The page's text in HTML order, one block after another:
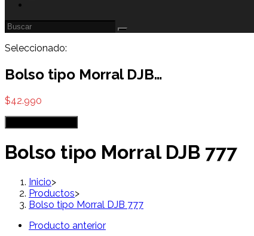
Seleccionado:
Bolso tipo Morral DJB…
$42.990
Bolso tipo Morral DJB 777
Inicio>
Productos>
Bolso tipo Morral DJB 777
Producto anterior